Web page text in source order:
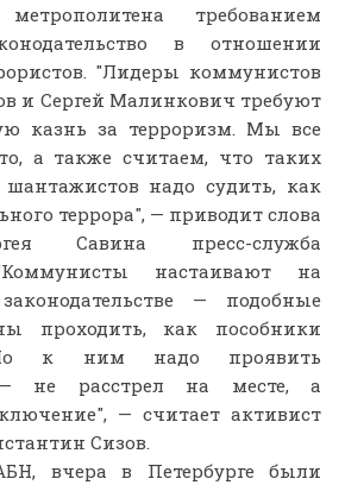
метрополитена требованием
в отношении
"Лидеры коммунистов
и Сергей Малинкович требуют
казнь за терроризм. Мы все
а также считаем, что таких
надо судить, как
террора", — приводит слова
Савина пресс-служба
настаивают на
— подобные
проходить, как пособники
Но к ним надо проявить
— не расстрел на месте, а
— считает активист
Сизов.
вчера в Петербурге были